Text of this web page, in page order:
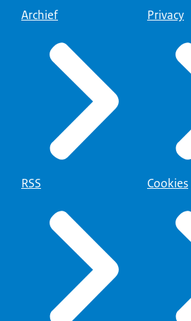
Archief
RSS
Privacy
Cookies